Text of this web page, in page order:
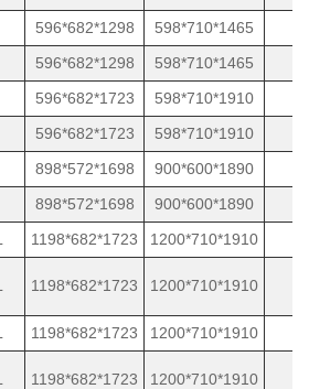
596*682*1298 598*710*1465
596*682*1298 598*710*1465
596*682*1723 598*710*1910
596*682*1723 598*710*1910
898*572*1698 900*600*1890
898*572*1698 900*600*1890
1198*682*1723 1200*710*1910
1198*682*1723 1200*710*1910
1198*682*1723 1200*710*1910
1198*682*1723 1200*710*1910